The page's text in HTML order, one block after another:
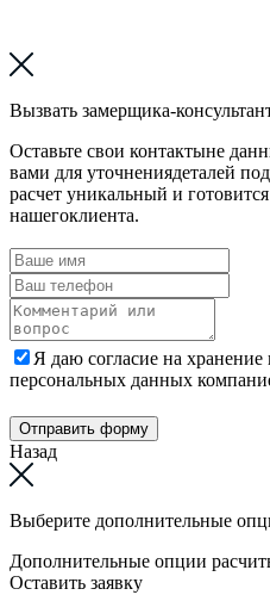
Вызвать замерщика-
Оставьте свои контактыне
вами для уточнениядеталей
расчет уникальный и
нашегоклиента.
Я даю согласие на
персональных данных
Отправить форму
Назад
Выберите дополнительные
Дополнительные опции
Оставить заявку